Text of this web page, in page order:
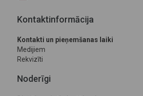
Kontaktinformācija
Kontakti un pieņemšanas laiki
Medijiem
Rekvizīti
Noderīgi